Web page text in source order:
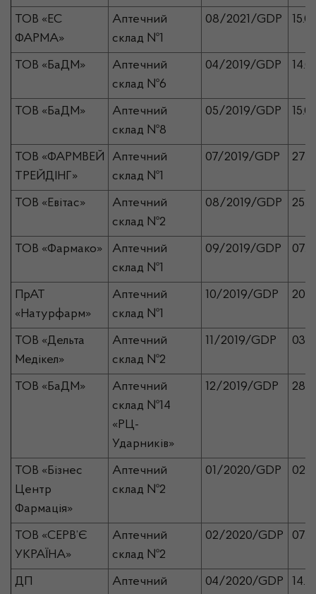
ТОВ «ЕС
ФАРМА»
Аптечний
склад №1
08/2021/GDP
ТОВ «БаДМ»
Аптечний
склад №6
04/2019/GDP
ТОВ «БаДМ»
Аптечний
склад №8
05/2019/GDP
ТОВ «ФАРМВЕЙ
ТРЕЙДІНГ»
Аптечний
склад №1
07/2019/GDP
ТОВ «Евітас»
Аптечний
склад №2
08/2019/GDP
ТОВ «Фармако»
Аптечний
склад №1
09/2019/GDP
ПрАТ
«Натурфарм»
Аптечний
склад №1
10/2019/GDP
ТОВ «Дельта
Медікел»
Аптечний
склад №2
11/2019/GDP
ТОВ «БаДМ»
Аптечний
склад №14
«РЦ-
Ударників»
12/2019/GDP
ТОВ «Бізнес
Центр
Фармація»
Аптечний
склад №2
01/2020/GDP
ТОВ «СЕРВ’Є
УКРАЇНА»
Аптечний
склад №2
02/2020/GDP
ДП Аптечний 04/2020/GDP